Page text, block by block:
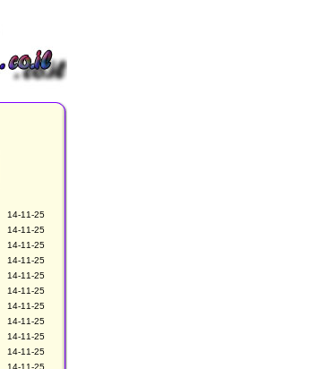
14-11-25 23:59
14-11-25 23:44
14-11-25 23:03
14-11-25 22:07
14-11-25 21:48
14-11-25 21:47
14-11-25 21:45
14-11-25 21:31
14-11-25 21:12
14-11-25 21:00
14-11-25 20:46